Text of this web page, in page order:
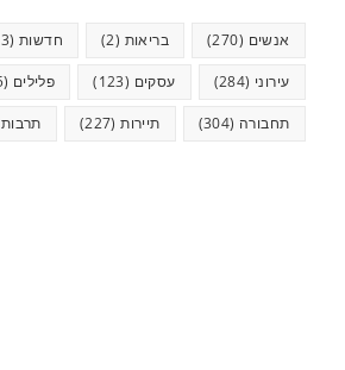
אנשים (270) בריאות (2) חדשות(623)
עירוני (284) עסקים (123) פלילים (345)
תחבורה (304) תיירות(227) תרבות